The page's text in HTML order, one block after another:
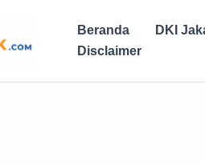
Beranda
DKI
Disclaimer